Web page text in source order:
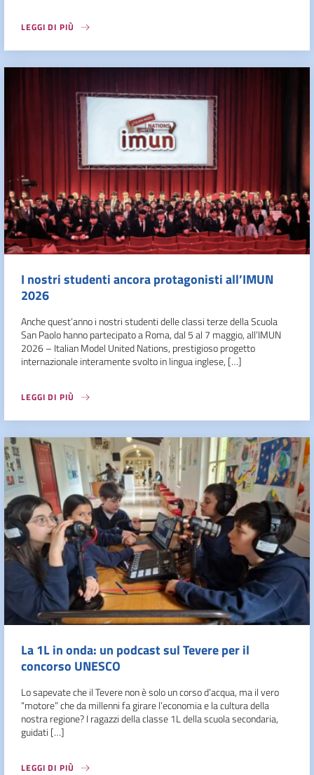
LEGGI DI PIÙ
I nostri studenti ancora protagonisti all’IMUN
2026
Anche quest’anno i nostri studenti delle classi terze della Scuola
San Paolo hanno partecipato a Roma, dal 5 al 7 maggio, all’IMUN
2026 – Italian Model United Nations, prestigioso progetto
internazionale interamente svolto in lingua inglese, […]
LEGGI DI PIÙ
La 1L in onda: un podcast sul Tevere per il
concorso UNESCO
Lo sapevate che il Tevere non è solo un corso d’acqua, ma il vero
“motore” che da millenni fa girare l’economia e la cultura della
nostra regione? I ragazzi della classe 1L della scuola secondaria,
guidati […]
LEGGI DI PIÙ